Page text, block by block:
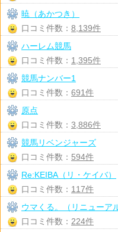
暁（あかつき）
口コミ件数： 8,139件
ハーレム競馬
口コミ件数： 1,395件
競馬ナンバー1
口コミ件数： 691件
原点
口コミ件数： 3,886件
競馬リベンジャーズ
口コミ件数： 594件
Re:KEIBA（リ・ケイバ）
口コミ件数： 117件
ウマくる。（リニューア
口コミ件数： 224件